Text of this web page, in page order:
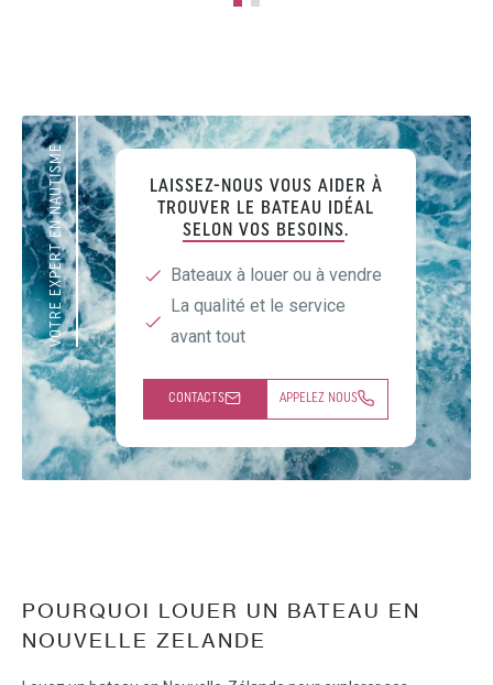
VOTRE EXPERT EN NAUTISME
LAISSEZ-NOUS VOUS AIDER À
TROUVER LE BATEAU IDÉAL
SELON VOS BESOINS.
Bateaux à louer ou à vendre
La qualité et le service
avant tout
CONTACTS APPELEZ NOUS
POURQUOI LOUER UN BATEAU EN
NOUVELLE ZELANDE